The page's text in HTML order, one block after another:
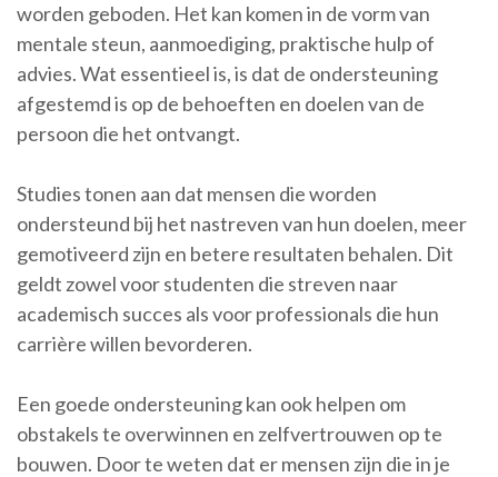
worden geboden. Het kan komen in de vorm van
mentale steun, aanmoediging, praktische hulp of
advies. Wat essentieel is, is dat de ondersteuning
afgestemd is op de behoeften en doelen van de
persoon die het ontvangt.
Studies tonen aan dat mensen die worden
ondersteund bij het nastreven van hun doelen, meer
gemotiveerd zijn en betere resultaten behalen. Dit
geldt zowel voor studenten die streven naar
academisch succes als voor professionals die hun
carrière willen bevorderen.
Een goede ondersteuning kan ook helpen om
obstakels te overwinnen en zelfvertrouwen op te
bouwen. Door te weten dat er mensen zijn die in je